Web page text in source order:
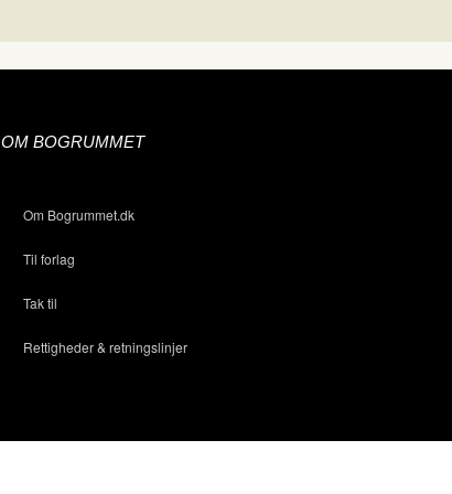
OM BOGRUMMET
Om Bogrummet.dk
Til forlag
Tak til
Rettigheder & retningslinjer